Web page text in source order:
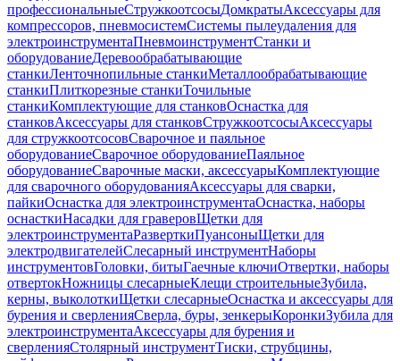
профессиональныеСтружкоотсосыДомкратыАксессуары для
компрессоров, пневмосистемСистемы пылеудаления для
электроинструментаПневмоинструментСтанки и
оборудованиеДеревообрабатывающие
станкиЛенточнопильные станкиМеталлообрабатывающие
станкиПлиткорезные станкиТочильные
станкиКомплектующие для станковОснастка для
станковАксессуары для станковСтружкоотсосыАксессуары
для стружкоотсосовСварочное и паяльное
оборудованиеСварочное оборудованиеПаяльное
оборудованиеСварочные маски, аксессуарыКомплектующие
для сварочного оборудованияАксессуары для сварки,
пайкиОснастка для электроинструментаОснастка, наборы
оснасткиНасадки для граверовЩетки для
электроинструментаРазверткиПуансоныЩетки для
электродвигателейСлесарный инструментНаборы
инструментовГоловки, битыГаечные ключиОтвертки, наборы
отвертокНожницы слесарныеКлещи строительныеЗубила,
керны, выколоткиЩетки слесарныеОснастка и аксессуары для
бурения и сверленияСверла, буры, зенкерыКоронкиЗубила для
электроинструментаАксессуары для бурения и
сверленияСтолярный инструментТиски, струбцины,